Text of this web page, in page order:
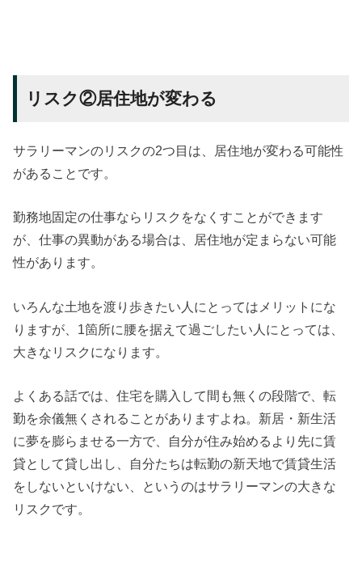
リスク②居住地が変わる
サラリーマンのリスクの2つ目は、居住地が変わる可能性
があることです。
勤務地固定の仕事ならリスクをなくすことができます
が、仕事の異動がある場合は、居住地が定まらない可能
性があります。
いろんな土地を渡り歩きたい人にとってはメリットにな
りますが、1箇所に腰を据えて過ごしたい人にとっては、
大きなリスクになります。
よくある話では、住宅を購入して間も無くの段階で、転
勤を余儀無くされることがありますよね。新居・新生活
に夢を膨らませる一方で、自分が住み始めるより先に賃
貸として貸し出し、自分たちは転勤の新天地で賃貸生活
をしないといけない、というのはサラリーマンの大きな
リスクです。